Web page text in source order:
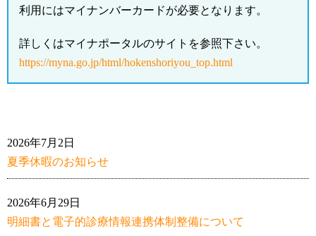
利用にはマイナンバーカードが必要となります。
詳しくはマイナポータルのサイトを参照下さい。
https://myna.go.jp/html/hokenshoriyou_top.html
夏季休暇のお知らせ
2026年7月2日
明細書と電子的診療情報連携体制整備について
2026年6月29日